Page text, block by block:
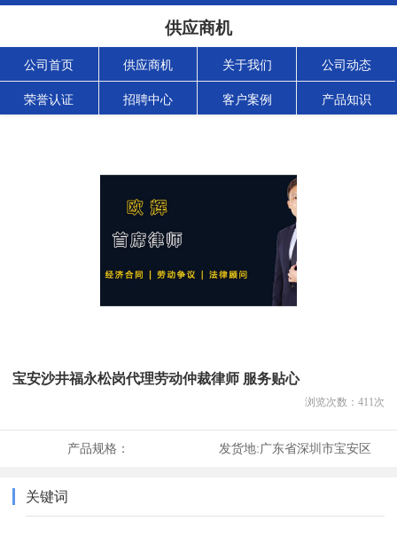
供应商机
公司首页 供应商机 关于我们 公司动态
荣誉认证 招聘中心 客户案例 产品知识
宝安沙井福永松岗代理劳动仲裁律师 服务贴心
浏览次数： 411次
产品规格： 发货地:广东省深圳市宝安区
关键词